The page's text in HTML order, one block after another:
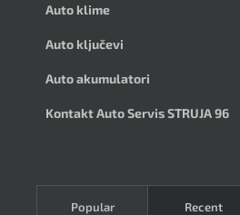
Auto klime
Auto ključevi
Auto akumulatori
Kontakt Auto Servis STRUJA 96
Popular Recent